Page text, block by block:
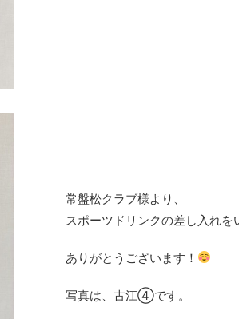
常盤松クラブ様より、
スポーツドリンクの差し入れを
ありがとうございます！
写真は、古江④です。